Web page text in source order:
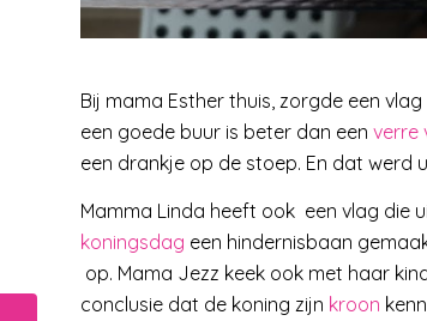
Bij mama Esther thuis, zorgde een
een goede buur is beter dan een verre
een drankje op de stoep. En dat werd
Mamma Linda heeft ook een vlag die
koningsdag een hindernisbaan
op. Mama Jezz keek ook met haar
conclusie dat de koning zijn kroon